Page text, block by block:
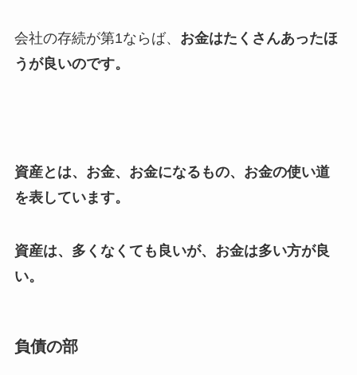
会社の存続が第1ならば、 お金はたくさんあったほ
うが良いのです。
資産とは、お金、お金になるもの、お金の使い道
を表しています。
資産は、多くなくても良いが、お金は多い方が良
い。
負債の部